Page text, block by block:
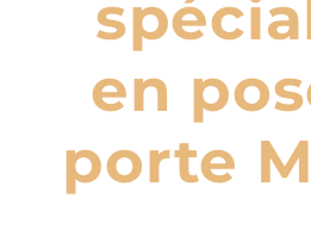
en
porte